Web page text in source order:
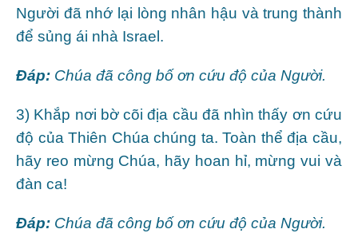
Người đã nhớ lại lòng nhân hậu và trung thành
để sủng ái nhà Israel.
Ðáp: Chúa đã công bố ơn cứu độ của Người.
3) Khắp nơi bờ cõi địa cầu đã nhìn thấy ơn cứu
độ của Thiên Chúa chúng ta. Toàn thể địa cầu,
hãy reo mừng Chúa, hãy hoan hỉ, mừng vui và
đàn ca!
Ðáp: Chúa đã công bố ơn cứu độ của Người.